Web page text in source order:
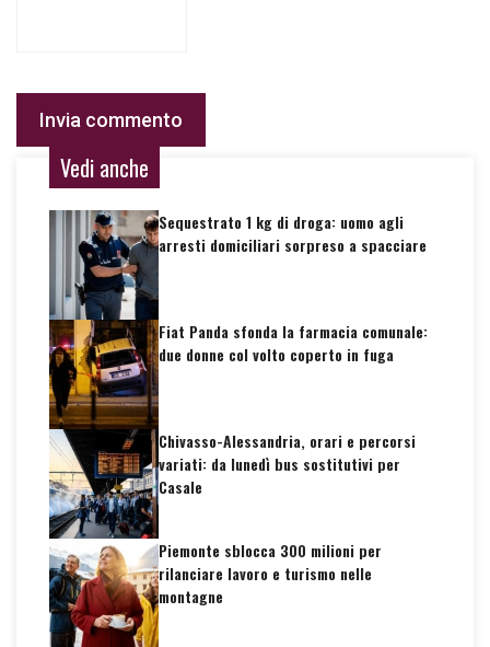
Vedi anche
Sequestrato 1 kg di droga: uomo agli
arresti domiciliari sorpreso a spacciare
Fiat Panda sfonda la farmacia comunale:
due donne col volto coperto in fuga
Chivasso-Alessandria, orari e percorsi
variati: da lunedì bus sostitutivi per
Casale
Piemonte sblocca 300 milioni per
rilanciare lavoro e turismo nelle
montagne